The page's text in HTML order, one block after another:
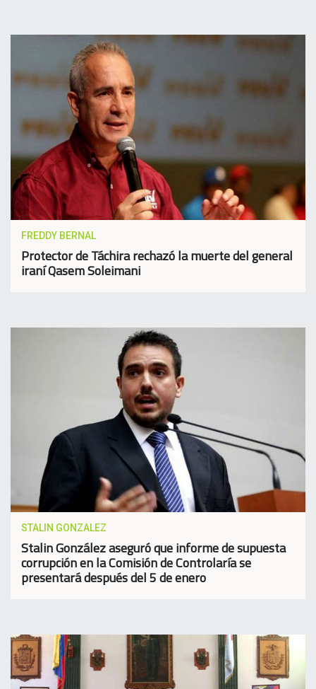
FREDDY BERNAL
Protector de Táchira rechazó la muerte del general
iraní Qasem Soleimani
STALIN GONZALEZ
Stalin González aseguró que informe de supuesta
corrupción en la Comisión de Controlaría se
presentará después del 5 de enero